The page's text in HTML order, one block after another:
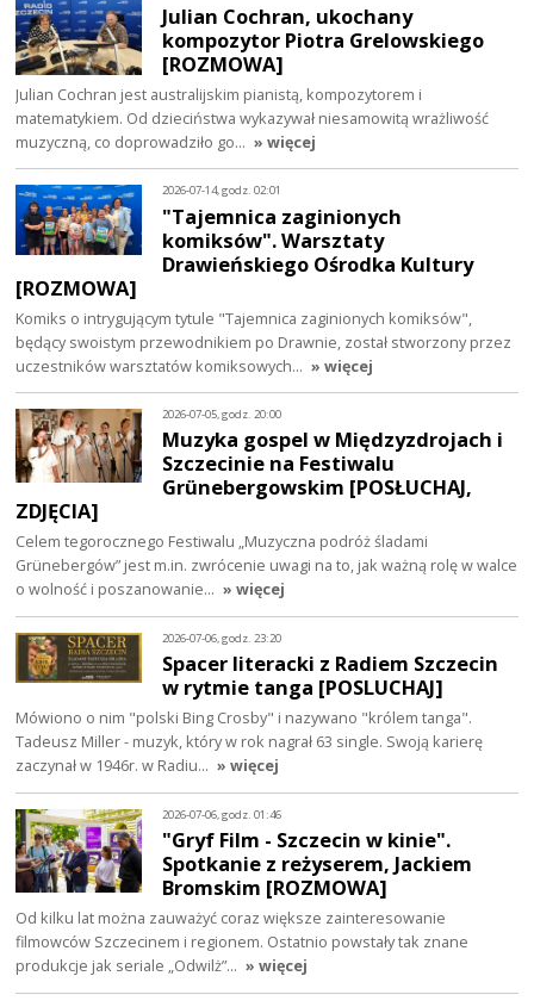
Julian Cochran, ukochany
kompozytor Piotra Grelowskiego
[ROZMOWA]
Julian Cochran jest australijskim pianistą, kompozytorem i
matematykiem. Od dzieciństwa wykazywał niesamowitą wrażliwość
muzyczną, co doprowadziło go… » więcej
2026-07-14, godz. 02:01
"Tajemnica zaginionych
komiksów". Warsztaty
Drawieńskiego Ośrodka Kultury
[ROZMOWA]
Komiks o intrygującym tytule "Tajemnica zaginionych komiksów",
będący swoistym przewodnikiem po Drawnie, został stworzony przez
uczestników warsztatów komiksowych… » więcej
2026-07-05, godz. 20:00
Muzyka gospel w Międzyzdrojach i
Szczecinie na Festiwalu
Grünebergowskim [POSŁUCHAJ,
ZDJĘCIA]
Celem tegorocznego Festiwalu „Muzyczna podróż śladami
Grünebergów” jest m.in. zwrócenie uwagi na to, jak ważną rolę w walce
o wolność i poszanowanie… » więcej
2026-07-06, godz. 23:20
Spacer literacki z Radiem Szczecin
w rytmie tanga [POSLUCHAJ]
Mówiono o nim "polski Bing Crosby" i nazywano "królem tanga".
Tadeusz Miller - muzyk, który w rok nagrał 63 single. Swoją karierę
zaczynał w 1946r. w Radiu… » więcej
2026-07-06, godz. 01:46
"Gryf Film - Szczecin w kinie".
Spotkanie z reżyserem, Jackiem
Bromskim [ROZMOWA]
Od kilku lat można zauważyć coraz większe zainteresowanie
filmowców Szczecinem i regionem. Ostatnio powstały tak znane
produkcje jak seriale „Odwilż”… » więcej